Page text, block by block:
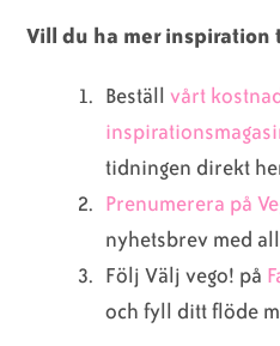
Vill du ha mer inspiration
Beställvårt
tidningen direkt
Prenumerera på
nyhetsbrev med
Följ Välj vego! på
och fyll ditt flöde